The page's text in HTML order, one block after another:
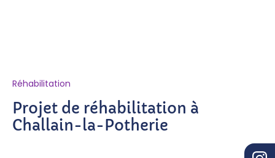
Réhabilitation
Projet de réhabilitation à
Challain-la-Potherie